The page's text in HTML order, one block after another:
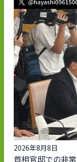
2026年8月8日
首相官邸での非